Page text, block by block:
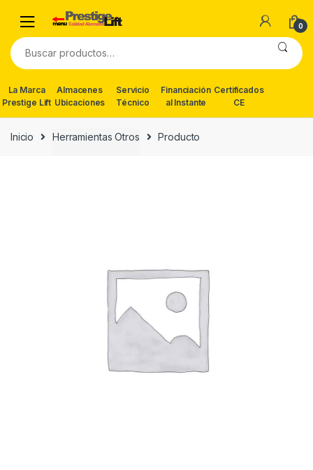
navigation
content
0
Buscar
por:
La Marca
Prestige Lift
Almacenes
Ubicaciones
Servicio
Técnico
Financiación
al Instante
Certificados
CE
Inicio Herramientas Otros Producto